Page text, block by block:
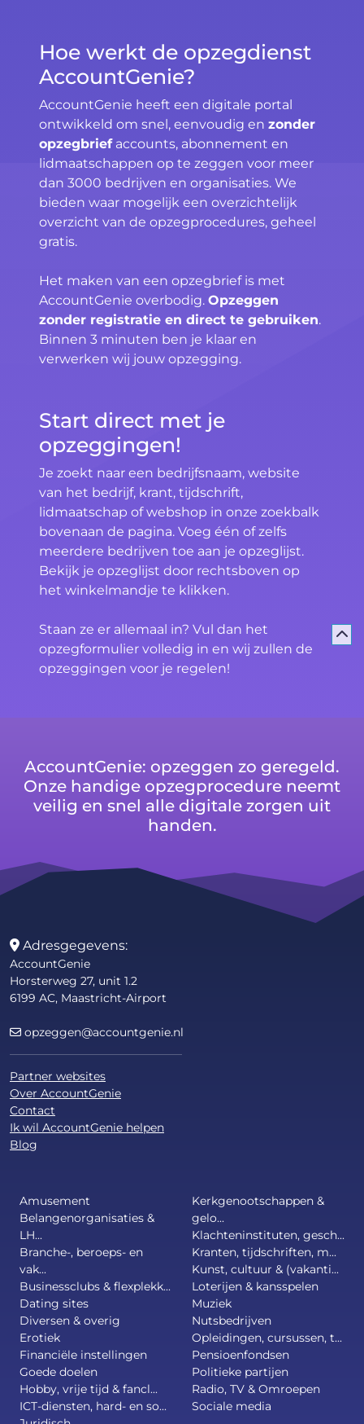
Hoe werkt de opzegdienst
AccountGenie?
AccountGenie heeft een digitale portal
ontwikkeld om snel, eenvoudig en zonder
opzegbriefaccounts, abonnement en
lidmaatschappen op te zeggen voor meer
dan 3000 bedrijven en organisaties. We
bieden waar mogelijk een overzichtelijk
overzicht van de opzegprocedures, geheel
gratis.
Het maken van een opzegbrief is met
AccountGenie overbodig. Opzeggen
zonder registratie en direct te gebruiken.
Binnen 3 minuten ben je klaar en
verwerken wij jouw opzegging.
Start direct met je
opzeggingen!
Je zoekt naar een bedrijfsnaam, website
van het bedrijf, krant, tijdschrift,
lidmaatschap of webshop in onze zoekbalk
bovenaan de pagina. Voeg één of zelfs
meerdere bedrijven toe aan je opzeglijst.
Bekijk je opzeglijst door rechtsboven op
het winkelmandje te klikken.
Staan ze er allemaal in? Vul dan het
opzegformulier volledig in en wij zullen de
opzeggingen voor je regelen!
AccountGenie: opzeggen zo geregeld.
Onze handige opzegprocedure neemt
veilig en snel alle digitale zorgen uit
handen.
Adresgegevens:
AccountGenie
Horsterweg 27, unit 1.2
6199 AC, Maastricht-Airport
opzeggen@accountgenie.nl
Partner websites
Over AccountGenie
Contact
Ik wil AccountGenie helpen
Blog
Amusement
Belangenorganisaties &
LH...
Branche-, beroeps- en
vak...
Businessclubs & flexplekk...
Dating sites
Diversen & overig
Erotiek
Financiële instellingen
Goede doelen
Hobby, vrije tijd & fancl...
ICT-diensten, hard- en so...
Kerkgenootschappen &
gelo...
Klachteninstituten, gesch...
Kranten, tijdschriften, m...
Kunst, cultuur & (vakanti...
Loterijen & kansspelen
Muziek
Nutsbedrijven
Opleidingen, cursussen, t...
Pensioenfondsen
Politieke partijen
Radio, TV & Omroepen
Sociale media